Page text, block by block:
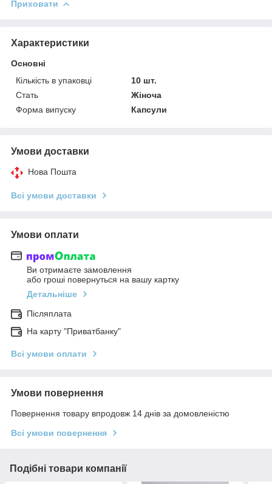
Приховати
Характеристики
Основні
Кількість в упаковці
10 шт.
Стать
Жіноча
Форма випуску
Капсули
Умови доставки
Нова Пошта
Всі умови доставки
Умови оплати
Ви отримаєте замовлення
або гроші повернуться на вашу картку
Детальніше
Післяплата
На карту "Приватбанку"
Всі умови оплати
Умови повернення
Повернення товару впродовж 14 днів за домовленістю
Всі умови повернення
Подібні товари компанії